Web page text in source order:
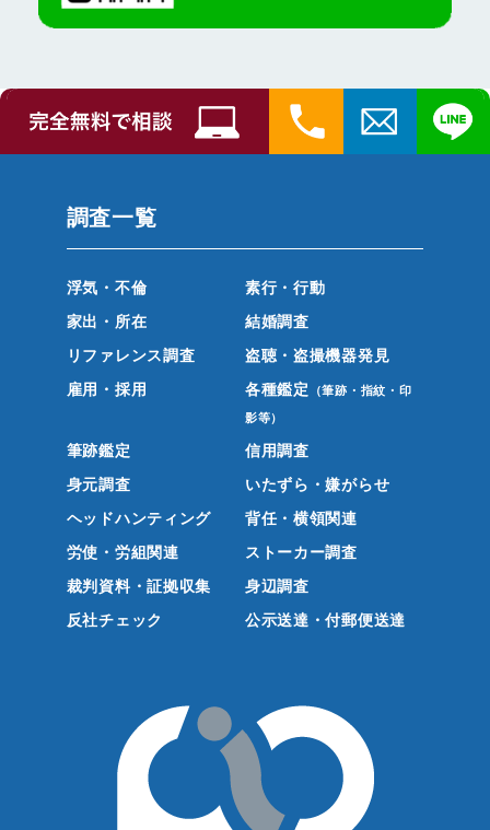
調査一覧
浮気・不倫
素行・行動
家出・所在
結婚調査
リファレンス調査
盗聴・盗撮機器発見
雇用・採用
各種鑑定 （筆跡・指紋・印
影等）
筆跡鑑定
信用調査
身元調査
いたずら・嫌がらせ
ヘッドハンティング
背任・横領関連
労使・労組関連
ストーカー調査
裁判資料・証拠収集
身辺調査
反社チェック
公示送達・付郵便送達